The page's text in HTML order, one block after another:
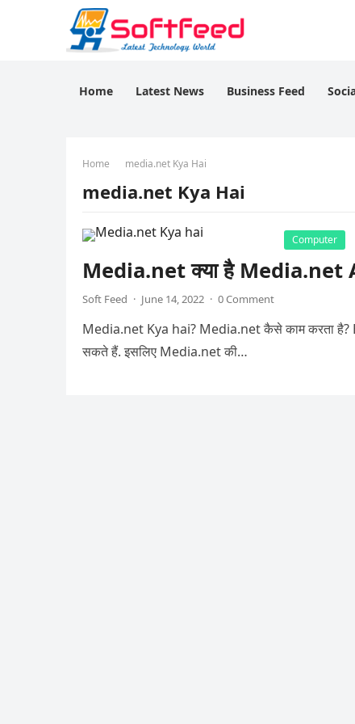
Home Latest News Business Feed
Home media.net Kya Hai
media.net Kya Hai
Computer
Media.net क्या है Media.net
Soft Feed · June 14, 2022 · 0 Comment
Media.net Kya hai? Media.net कैसे काम करता है?
सकते हैं. इसलिए Media.net की…